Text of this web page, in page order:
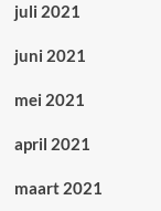
juli 2021
juni 2021
mei 2021
april 2021
maart 2021